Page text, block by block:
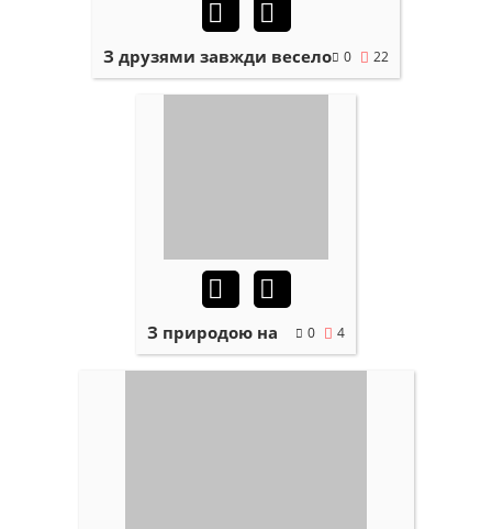
0 22
З друзями завжди весело
0 4
З природою на